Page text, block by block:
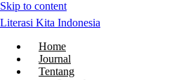
Skip to content
Literasi Kita Indonesia
Home
Journal
Tentang